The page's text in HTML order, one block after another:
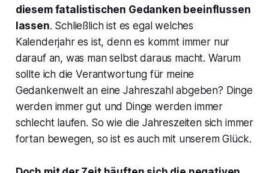
diesem fatalistischen Gedanken beeinflussen
lassen. Schließlich ist es egal welches
Kalenderjahr es ist, denn es kommt immer nur
darauf an, was man selbst daraus macht. Warum
sollte ich die Verantwortung für meine
Gedankenwelt an eine Jahreszahl abgeben? Dinge
werden immer gut und Dinge werden immer
schlecht laufen. So wie die Jahreszeiten sich immer
fortan bewegen, so ist es auch mit unserem Glück.